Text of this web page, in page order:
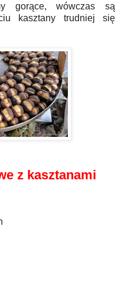
gorące, wówczas są
kasztany trudniej się
z kasztanami